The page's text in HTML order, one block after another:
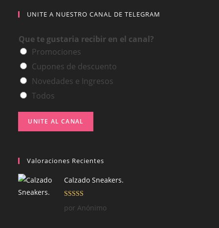
UNITE A NUESTRO CANAL DE TELEGRAM
Que te gustaria recibir en el canal?
Promociones
Cupones de descuento
Novedades e Ingresos
Todos
UNITE AL CANAL
Valoraciones Recientes
Calzado Sneakers.
Valorado con
5
por Anónimo